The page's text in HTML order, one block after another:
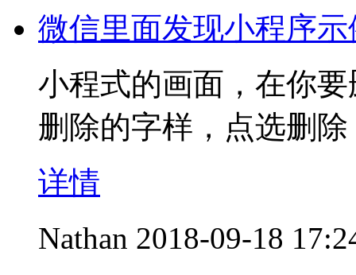
微信里面发现小程序
小程式的画面，在你
删除的字样，点选删
详情
Nathan 2018-09-18